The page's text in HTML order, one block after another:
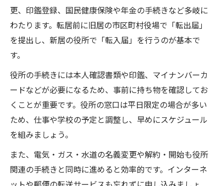
更、印鑑登録、国民健康保険や年金の手続きなど多岐に
わたります。転居前に旧居の市区町村役場で「転出届」
を提出し、新居の役所で「転入届」を行うのが基本で
す。
役所の手続きには本人確認書類や印鑑、マイナンバーカ
ードなどが必要になるため、事前に持ち物を確認してお
くことが重要です。役所の窓口は平日限定の場合が多い
ため、仕事や学校の予定と調整し、早めにスケジュール
を組みましょう。
また、電気・ガス・水道の名義変更や解約・開始も役所
関連の手続きと同時に進めると効率的です。インターネ